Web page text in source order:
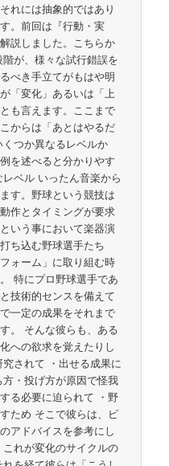
れには抽象的ではあり
。前回は『行動・実
説しました。こちらか
が、様々な試行錯誤を
べき手立てがもはや明
「変化」あるいは「上
も言えます。ここまで
からは「あとはやるだ
つか異なるレベルか
を述べると分かりやす
ベル いったん音楽から
す。野球という競技は
作とタイミングが要求
いう事において楽器演
ち込む野球選手たち
ォーム」に取り組む時
特にプロ野球選手であ
技術的センスを備えて
一定の成果をそれまで
。 そんな彼らも、ある
への欲求を覚えたりし
されて ・出せる成果に
・投げ方が原因で怪我
る必要に迫られて ・野
ため そこで彼らは、ビ
アドバイスを参考にし
れが変化のサイクルの